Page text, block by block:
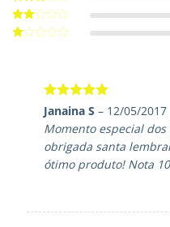
4de 5
Avaliação
3de 5
Avaliação
Avaliação5
de 5
Janaina S– 12/05/2017
Momento especial
obrigada santa
ótimo produto! Nota